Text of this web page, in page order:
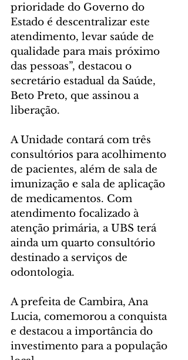
prioridade do Governo do
Estado é descentralizar este
atendimento, levar saúde de
qualidade para mais próximo
das pessoas”, destacou o
secretário estadual da Saúde,
Beto Preto, que assinou a
liberação.
A Unidade contará com três
consultórios para acolhimento
de pacientes, além de sala de
imunização e sala de aplicação
de medicamentos. Com
atendimento focalizado à
atenção primária, a UBS terá
ainda um quarto consultório
destinado a serviços de
odontologia.
A prefeita de Cambira, Ana
Lucia, comemorou a conquista
e destacou a importância do
investimento para a população